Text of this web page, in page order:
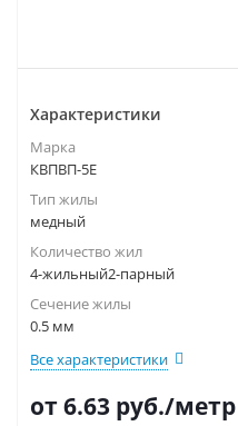
Характеристики
Марка
КВПВП-5Е
Тип жилы
медный
Количество жил
4-жильный2-парный
Сечение жилы
0.5 мм
Все характеристики
от 6.63 руб./метр